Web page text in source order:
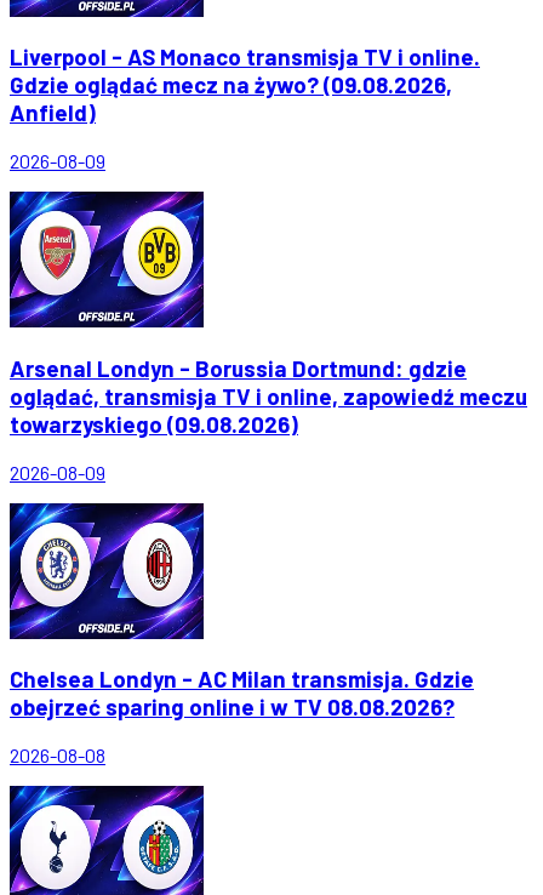
Liverpool - AS Monaco transmisja TV i online.
Gdzie oglądać mecz na żywo? (09.08.2026,
Anfield)
2026-08-09
Arsenal Londyn - Borussia Dortmund: gdzie
oglądać, transmisja TV i online, zapowiedź meczu
towarzyskiego (09.08.2026)
2026-08-09
Chelsea Londyn - AC Milan transmisja. Gdzie
obejrzeć sparing online i w TV 08.08.2026?
2026-08-08